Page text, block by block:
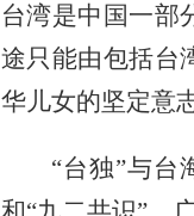
台湾是中国一部
途只能由包括台
华儿女的坚定意
“台独”与台